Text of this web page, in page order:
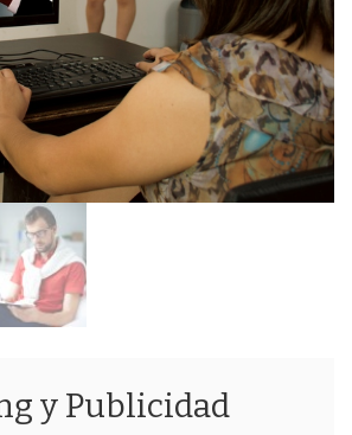
y Publicidad